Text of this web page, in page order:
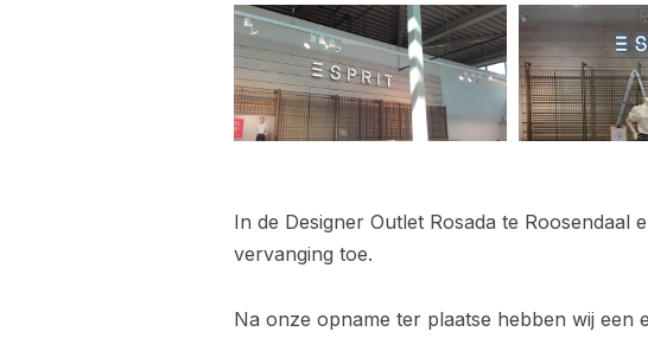
In de Designer Outlet Rosada te Roosendaal
vervanging toe.
Na onze opname ter plaatse hebben wij